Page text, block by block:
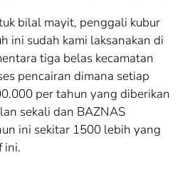
bilal mayit, penggali kubur
ini sudah kami laksanakan di
tiga belas kecamatan
pencairan dimana setiap
per tahun yang diberikan
sekali dan BAZNAS
ini sekitar 1500 lebih yang
ini.